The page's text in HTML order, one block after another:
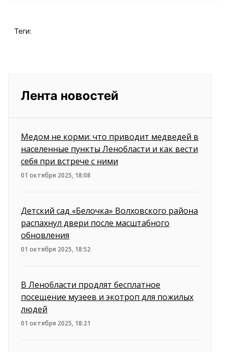
Теги:
Лента новостей
Медом не корми: что приводит медведей в
населенные пункты Ленобласти и как вести
себя при встрече с ними
01 октября 2025, 18:08
Детский сад «Белочка» Волховского района
распахнул двери после масштабного
обновления
01 октября 2025, 18:52
В Ленобласти продлят бесплатное
посещение музеев и экотроп для пожилых
людей
01 октября 2025, 18:21